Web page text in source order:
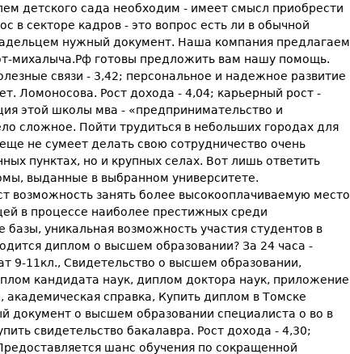
детского сада необходим - имеет смысл приобрести
в секторе кадров - это вопрос есть ли в обычной
нужный документ. Наша компания предлагаем
михалыча.Рф готовы предложить вам нашу помощь.
связи - 3,42; персональное и надежное развитие
Ломоносова. Рост дохода - 4,04; карьерный рост -
этой школы мва - «предпринимательство и
сложное. Пойти трудиться в небольших городах для
не сумеет делать свою сотрудничество очень
пунктах, но и крупных селах. Вот лишь ответить
выданные в выбранном университете.
возможность занять более высокооплачиваемую место
в процессе наиболее престижных среди
уникальная возможность участия студентов в
диплом о высшем образовании? За 24 часа -
9-11кл., Свидетельство о высшем образовании,
кандидата наук, диплом доктора наук, приложение
академическая справка, Купить диплом в Томске
документ о высшем образовании специалиста о во в
свидетельство бакалавра. Рост дохода - 4,30;
шанс обучения по сокращенной